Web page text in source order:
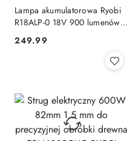
Lampa akumulatorowa Ryobi
R18ALP-0 18V 900 lumenów
warsztatu i domu
Cena:
249.99